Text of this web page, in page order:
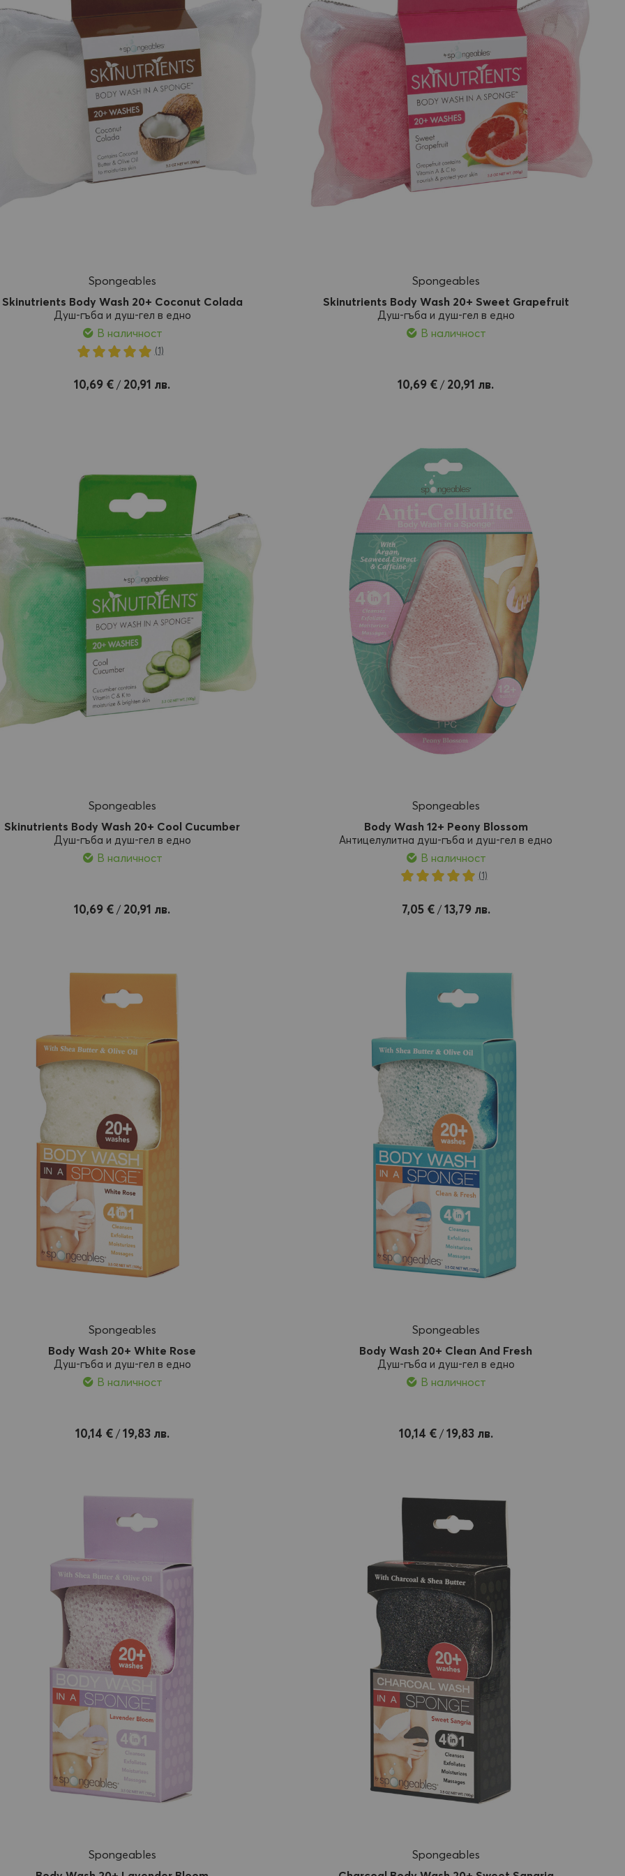
Spongeables
Skinutrients Body Wash 20+ Coconut Colada
Душ-гъба и душ-гел в едно
В наличност
Рейтинг:
(1)
10,69 € / 20,91 лв.
Spongeables
Skinutrients Body Wash 20+ Sweet Grapefruit
Душ-гъба и душ-гел в едно
В наличност
10,69 € / 20,91 лв.
Spongeables
Skinutrients Body Wash 20+ Cool Cucumber
Душ-гъба и душ-гел в едно
В наличност
10,69 € / 20,91 лв.
Spongeables
Body Wash 12+ Peony Blossom
Антицелулитна душ-гъба и душ-гел в едно
В наличност
Рейтинг:
(1)
7,05 €/ 13,79 лв.
Spongeables
Body Wash 20+ White Rose
Душ-гъба и душ-гел в едно
В наличност
10,14 €/ 19,83 лв.
Spongeables
Body Wash 20+ Clean And Fresh
Душ-гъба и душ-гел в едно
В наличност
10,14 €/ 19,83 лв.
Spongeables
Spongeables